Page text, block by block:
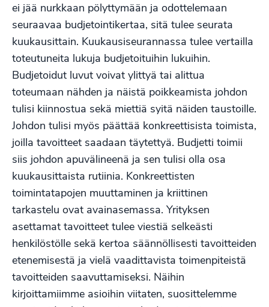
ei jää nurkkaan pölyttymään ja odottelemaan
seuraavaa budjetointikertaa, sitä tulee seurata
kuukausittain. Kuukausiseurannassa tulee vertailla
toteutuneita lukuja budjetoituihin lukuihin.
Budjetoidut luvut voivat ylittyä tai alittua
toteumaan nähden ja näistä poikkeamista johdon
tulisi kiinnostua sekä miettiä syitä näiden taustoille.
Johdon tulisi myös päättää konkreettisista toimista,
joilla tavoitteet saadaan täytettyä. Budjetti toimii
siis johdon apuvälineenä ja sen tulisi olla osa
kuukausittaista rutiinia. Konkreettisten
toimintatapojen muuttaminen ja kriittinen
tarkastelu ovat avainasemassa. Yrityksen
asettamat tavoitteet tulee viestiä selkeästi
henkilöstölle sekä kertoa säännöllisesti tavoitteiden
etenemisestä ja vielä vaadittavista toimenpiteistä
tavoitteiden saavuttamiseksi. Näihin
kirjoittamiimme asioihin viitaten, suosittelemme